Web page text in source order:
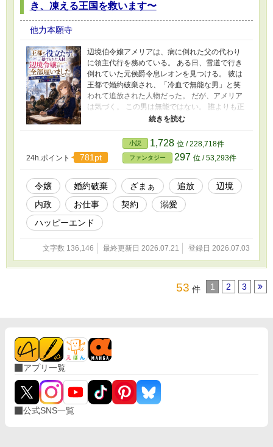
き、凍える王国を救います〜
他力本願寺
辺境伯令嬢アメリアは、病に倒れた父の代わり
に領主代行を務めている。 ある日、雪道で行き
倒れていた元侯爵令息レオンを見つける。 彼は
王都で婚約破棄され、「冷血で無能な男」と笑
われて追放された人物だった。 だが、アメリア
は気づく。 この男は無能ではない。 誰よりも正
確に台帳を読み、物資の不足と不正を見抜く、
領地に必要な人材だと。 アメリアは彼を同情で
はなく仕事で雇う。 さらに、王都で役立たずと
切り捨てられた者たちを次々と再任用室へ迎え
入れる。 声が小さい記録係。 魔力が弱い職人。
臆病者と笑われた元騎士。 前職を理由に拒まれ
た会計係。 王都では居場所を失った彼らだった
が、辺境ではそれぞれの力が噛み合い、領民の
命を救っていく。 しかし、彼らの前に立ちはだ
かるのは、王都財務院と商会連盟の巨大な不
正。 届かない冬越し金。 燃える王都認証品。 偽
装された帳簿。 止められた補給物資。 そして、
レオンを笑い者にした婚約破棄の裏側。 王都が
捨てた人材たちは、記録と契約と現場の成果
たたちを拾ったんじゃない。必要だから選んだ
のよ」 これは、辺境令嬢が捨てられた人材に席
24h.ポイント 781pt
小説 1,728 位 / 228,718件
ファンタジー 297 位 / 53,293件
令嬢 婚約破棄 ざまぁ 追放
辺境
内政
お仕事 契約
溺愛
ハッピーエンド
文字数 136,146 最終更新日 2026.07.21 登録日 2026.07.03
53 件 1 2 3
アプリ一覧
公式SNS一覧